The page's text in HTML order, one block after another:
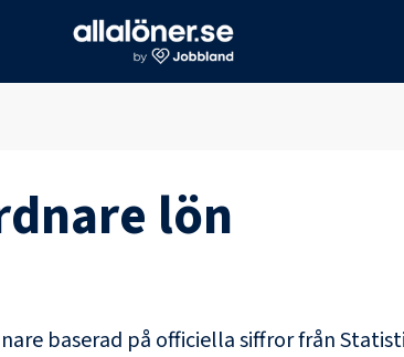
lön
baserad på officiella siffror från